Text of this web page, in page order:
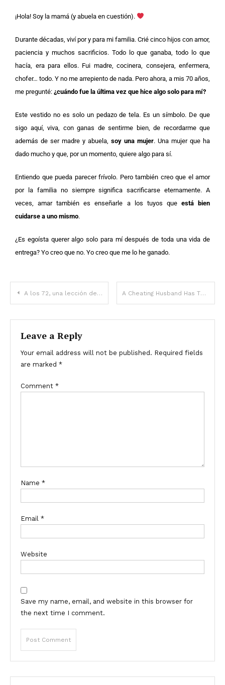
¡Hola! Soy la mamá (y abuela en cuestión).
Durante décadas, viví por y para mi familia. Crié cinco hijos con amor,
paciencia y muchos sacrificios. Todo lo que ganaba, todo lo que
hacía, era para ellos. Fui madre, cocinera, consejera, enfermera,
chofer… todo. Y no me arrepiento de nada. Pero ahora, a mis 70 años,
me pregunté: ¿cuándo fue la última vez que hice algo solo para mí?
Este vestido no es solo un pedazo de tela. Es un símbolo. De que
sigo aquí, viva, con ganas de sentirme bien, de recordarme que
además de ser madre y abuela, soy una mujer. Una mujer que ha
dado mucho y que, por un momento, quiere algo para sí.
Entiendo que pueda parecer frívolo. Pero también creo que el amor
por la familia no siempre significa sacrificarse eternamente. A
veces, amar también es enseñarle a los tuyos que está bien
cuidarse a uno mismo.
¿Es egoísta querer algo solo para mí después de toda una vida de
entrega? Yo creo que no. Yo creo que me lo he ganado.
A los 72, una lección de vida desde la fila del autoservicio A Cheating Husband Has The Perfect Excuse
Leave a Reply
Your email address will not be published. Required fields
are marked *
Comment *
Name *
Email *
Website
Save my name, email, and website in this browser for
the next time I comment.